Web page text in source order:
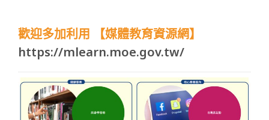
歡迎多加利用 【媒體教育資源網】
https://mlearn.moe.gov.tw/